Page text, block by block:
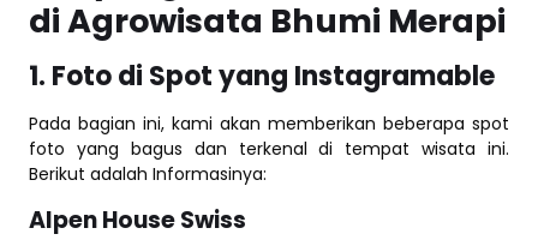
di Agrowisata Bhumi Merapi
1. Foto di Spot yang Instagramable
Pada bagian ini, kami akan memberikan beberapa spot
foto yang bagus dan terkenal di tempat wisata ini.
Berikut adalah Informasinya:
Alpen House Swiss